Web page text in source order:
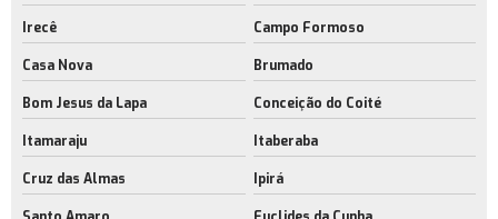
Irecê Campo Formoso
Casa Nova Brumado
Bom Jesus da Lapa Conceição do Coité
Itamaraju Itaberaba
Cruz das Almas Ipirá